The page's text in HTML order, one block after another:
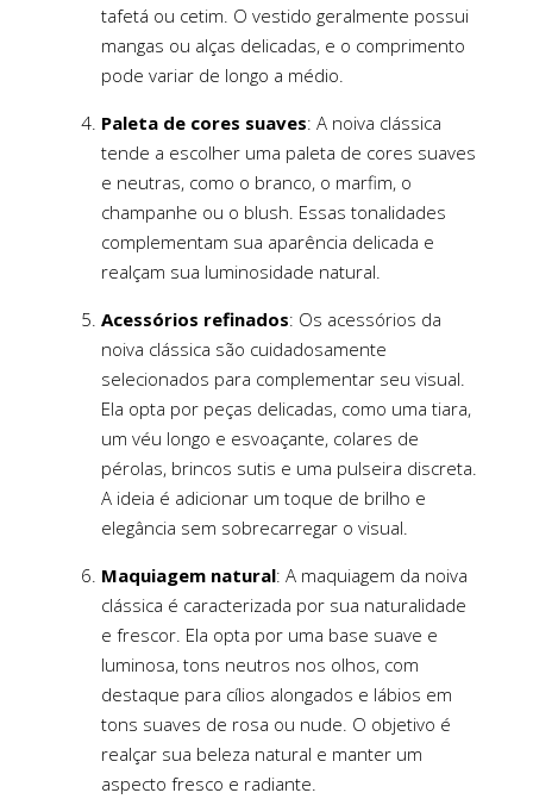
tafetá ou cetim. O vestido geralmente possui
mangas ou alças delicadas, e o comprimento
pode variar de longo a médio.
Paleta de cores suaves: A noiva clássica
tende a escolher uma paleta de cores suaves
e neutras, como o branco, o marfim, o
champanhe ou o blush. Essas tonalidades
complementam sua aparência delicada e
realçam sua luminosidade natural.
Acessórios refinados: Os acessórios da
noiva clássica são cuidadosamente
selecionados para complementar seu visual.
Ela opta por peças delicadas, como uma tiara,
um véu longo e esvoaçante, colares de
pérolas, brincos sutis e uma pulseira discreta.
A ideia é adicionar um toque de brilho e
elegância sem sobrecarregar o visual.
Maquiagem natural: A maquiagem da noiva
clássica é caracterizada por sua naturalidade
e frescor. Ela opta por uma base suave e
luminosa, tons neutros nos olhos, com
destaque para cílios alongados e lábios em
tons suaves de rosa ou nude. O objetivo é
realçar sua beleza natural e manter um
aspecto fresco e radiante.